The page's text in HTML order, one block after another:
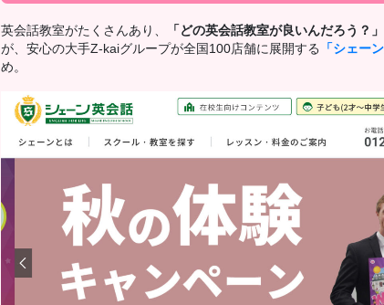
英会話教室がたくさんあり、 「どの英会話教室が良いんだろう？」
が、安心の大手Z-kaiグループが全国100店舗に展開する
「シェー
め。